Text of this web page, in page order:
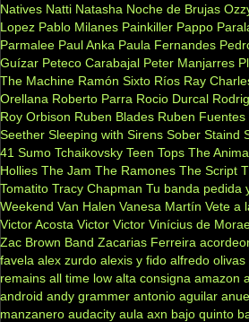
Natives Natti Natasha Noche de Brujas
Lopez Pablo Milanes Painkiller Pappo
Parmalee Paul Anka Paula Fernandes
Guízar Peteco Carabajal Peter Manjarres
The Machine Ramón Sixto Ríos Ray
Orellana Roberto Parra Rocio Durcal
Roy Orbison Ruben Blades Ruben Fuentes
Seether Sleeping with Sirens Sober Staind
41 Sumo Tchaikovsky Teen Tops The
Hollies The Jam The Ramones The Script
Tomatito Tracy Chapman Tu banda pedida
Weekend Van Halen Vanesa Martín Vete a
Victor Acosta Victor Victor Vinícius de
Zac Brown Band Zacarias Ferreira
favela alex zurdo alexis y fido alfredo olivas
remains all time low alta consigna amazon
android andy grammer antonio aguilar
manzanero audacity aula axn bajo quinto